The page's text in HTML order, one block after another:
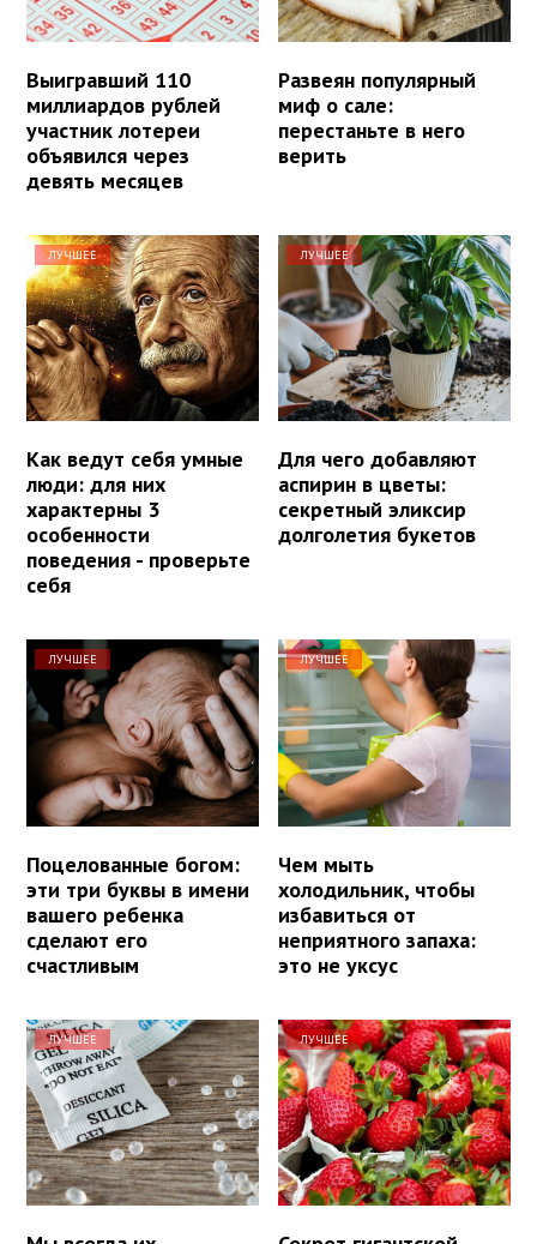
Выигравший 110
миллиардов рублей
участник лотереи
объявился через
девять месяцев
Развеян популярный
миф о сале:
перестаньте в него
верить
ЛУЧШЕЕ
Как ведут себя умные
люди: для них
характерны 3
особенности
поведения - проверьте
себя
ЛУЧШЕЕ
Для чего добавляют
аспирин в цветы:
секретный эликсир
долголетия букетов
ЛУЧШЕЕ
Поцелованные богом:
эти три буквы в имени
вашего ребенка
сделают его
счастливым
ЛУЧШЕЕ
Чем мыть
холодильник, чтобы
избавиться от
неприятного запаха:
это не уксус
ЛУЧШЕЕ ЛУЧШЕЕ